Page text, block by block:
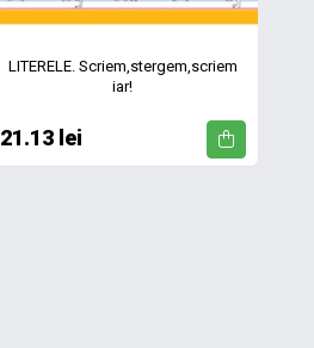
LITERELE. Scriem,stergem,scriem
iar!
21.13 lei